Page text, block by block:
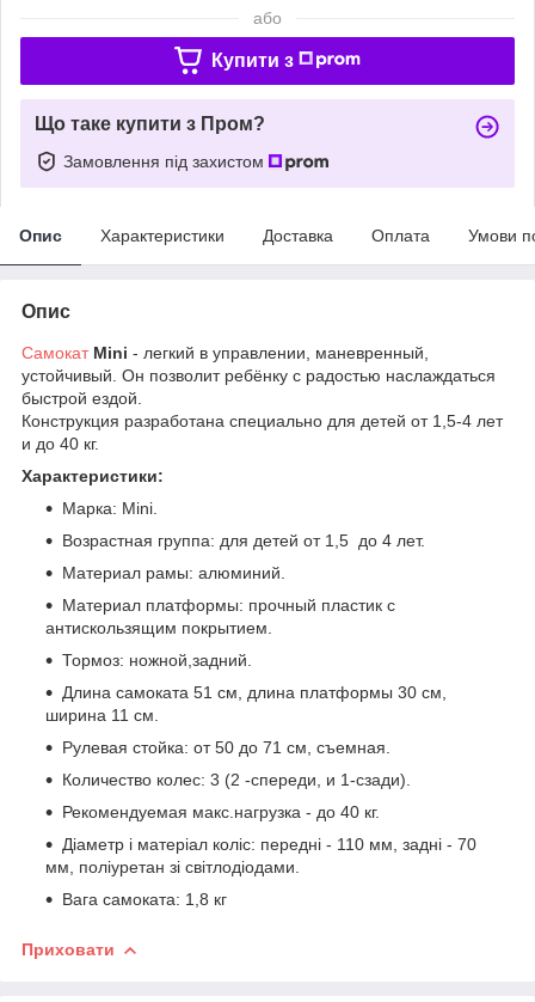
або
Купити з
Що таке купити з Пром?
Замовлення під захистом
Опис Характеристики Доставка Оплата Умови
Опис
Самокат Mini - легкий в управлении, маневренный,
устойчивый. Он позволит ребёнку с радостью наслаждаться
быстрой ездой.
Конструкция разработана специально для детей от 1,5-4 лет
и до 40 кг.
Характеристики:
Марка: Mini.
Возрастная группа: для детей от 1,5 до 4 лет.
Материал рамы: алюминий.
Материал платформы: прочный пластик с
антискользящим покрытием.
Тормоз: ножной,задний.
Длина самоката 51 см, длина платформы 30 см,
ширина 11 см.
Рулевая стойка: от 50 до 71 см, съемная.
Количество колес: 3 (2 -спереди, и 1-сзади).
Рекомендуемая макс.нагрузка - до 40 кг.
Діаметр і матеріал коліс: передні - 110 мм, задні - 70
мм, поліуретан зі світлодіодами.
Вага самоката: 1,8 кг
Приховати